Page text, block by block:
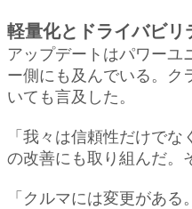
軽量化とドライバビリ
アップデートはパワーユ
ー側にも及んでいる。ク
いても言及した。
「我々は信頼性だけで
の改善にも取り組んだ。
「クルマには変更があ